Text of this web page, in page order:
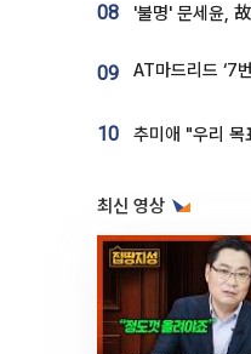
08
09
10
최신 영상